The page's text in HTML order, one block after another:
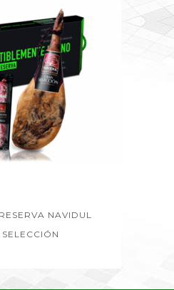
NAVIDUL